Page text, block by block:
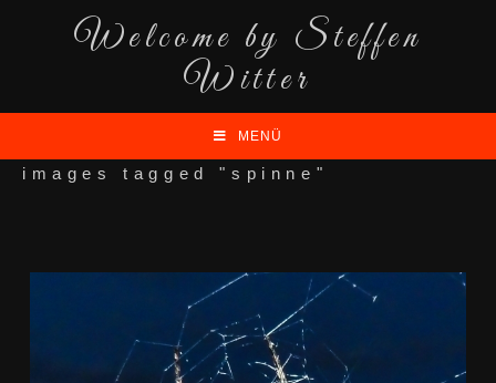
Welcome by Steffen
Witter
MENÜ
images tagged "spinne"